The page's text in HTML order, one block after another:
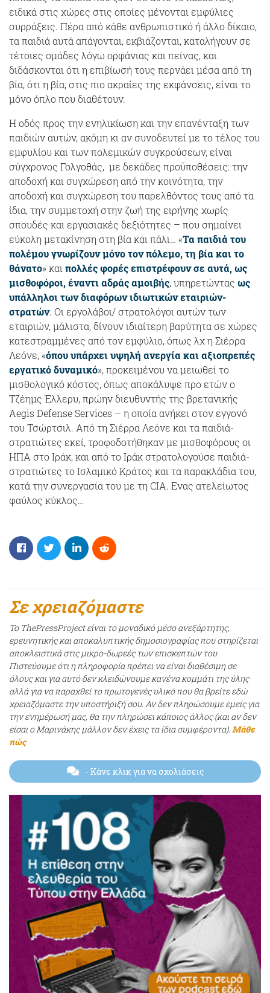
ειδικά στις χώρες στις οποίες μένονται εμφύλιες
συρράξεις. Πέρα από κάθε ανθρωπιστικό ή άλλο δίκαιο,
τα παιδιά αυτά απάγονται, εκβιάζονται, καταλήγουν σε
τέτοιες ομάδες λόγω ορφάνιας και πείνας, και
διδάσκονται ότι η επιβίωσή τους περνάει μέσα από τη
βία, ότι η βία, στις πιο ακραίες της εκφάνσεις, είναι το
μόνο όπλο που διαθέτουν.
Η οδός προς την ενηλικίωση και την επανένταξη των
παιδιών αυτών, ακόμη κι αν συνοδευτεί με το τέλος του
εμφυλίου και των πολεμικών συγκρούσεων, είναι
σύγχρονος Γολγοθάς, με δεκάδες προϋποθέσεις: την
αποδοχή και συγχώρεση από την κοινότητα, την
αποδοχή και συγχώρεση του παρελθόντος τους από τα
ίδια, την συμμετοχή στην ζωή της ειρήνης χωρίς
σπουδές και εργασιακές δεξιότητες – που σημαίνει
εύκολη μετακίνηση στη βία και πάλι… «Τα παιδιά του
πολέμου γνωρίζουν μόνο τον πόλεμο, τη βία και το
θάνατο» καιπολλές φορές επιστρέφουν σε αυτά, ως
μισθοφόροι, έναντι αδράς αμοιβής, υπηρετώντας ως
υπάλληλοι των διαφόρων ιδιωτικών εταιριών-
στρατών. Οι εργολάβοι/ στρατολόγοι αυτών των
εταιριών, μάλιστα, δίνουν ιδιαίτερη βαρύτητα σε χώρες
κατεστραμμένες από τον εμφύλιο, όπως λχ η Σιέρρα
Λεόνε, «όπου υπάρχει υψηλή ανεργία και αξιοπρεπές
εργατικό δυναμικό», προκειμένου να μειωθεί το
μισθολογικό κόστος, όπως αποκάλυψε προ ετών ο
Τζέημς Έλλερυ, πρώην διευθυντής της βρετανικής
Aegis Defense Services – η οποία ανήκει στον εγγονό
του Τσώρτσιλ. Από τη Σιέρρα Λεόνε και τα παιδιά-
στρατιώτες εκεί, τροφοδοτήθηκαν με μισθοφόρους οι
ΗΠΑ στο Ιράκ, και από το Ιράκ στρατολογούσε παιδιά-
στρατιώτες το Ισλαμικό Κράτος και τα παρακλάδια του,
κατά την συνεργασία του με τη CIA. Ενας ατελείωτος
φαύλος κύκλος…
Σε χρειαζόμαστε
Το ThePressProject είναι το μοναδικό μέσο ανεξάρτητης,
ερευνητικής και αποκαλυπτικής δημοσιογραφίας που στηρίζεται
αποκλειστικά στις μικρο-δωρεές των επισκεπτών του.
Πιστεύουμε ότι η πληροφορία πρέπει να είναι διαθέσιμη σε
όλους και για αυτό δεν κλειδώνουμε κανένα κομμάτι της ύλης
αλλά για να παραχθεί το πρωτογενές υλικό που θα βρείτε εδώ
χρειαζόμαστε την υποστήριξή σου. Αν δεν πληρώσουμε εμείς για
την ενημέρωσή μας, θα την πληρώσει κάποιος άλλος (και αν δεν
είσαι ο Μαρινάκης μάλλον δεν έχεις τα ίδια συμφέροντα). Μάθε
πώς
- Κάνε κλικ για να σχολιάσεις